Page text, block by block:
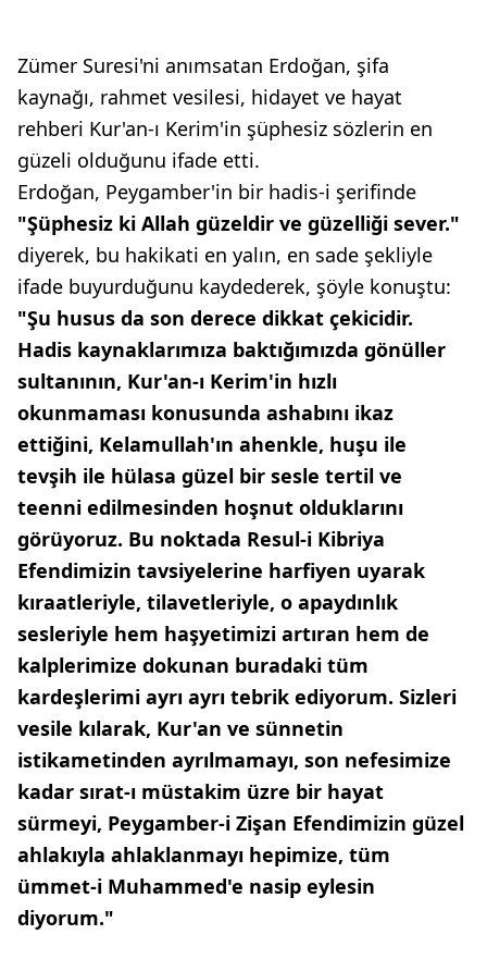
Zümer Suresi'ni anımsatan Erdoğan, şifa
kaynağı, rahmet vesilesi, hidayet ve hayat
rehberi Kur'an-ı Kerim'in şüphesiz sözlerin en
güzeli olduğunu ifade etti.
Erdoğan, Peygamber'in bir hadis-i şerifinde
"Şüphesiz ki Allah güzeldir ve güzelliği sever."
diyerek, bu hakikati en yalın, en sade şekliyle
ifade buyurduğunu kaydederek, şöyle konuştu:
"Şu husus da son derece dikkat çekicidir.
Hadis kaynaklarımıza baktığımızda gönüller
sultanının, Kur'an-ı Kerim'in hızlı
okunmaması konusunda ashabını ikaz
ettiğini, Kelamullah'ın ahenkle, huşu ile
tevşih ile hülasa güzel bir sesle tertil ve
teenni edilmesinden hoşnut olduklarını
görüyoruz. Bu noktada Resul-i Kibriya
Efendimizin tavsiyelerine harfiyen uyarak
kıraatleriyle, tilavetleriyle, o apaydınlık
sesleriyle hem haşyetimizi artıran hem de
kalplerimize dokunan buradaki tüm
kardeşlerimi ayrı ayrı tebrik ediyorum. Sizleri
vesile kılarak, Kur'an ve sünnetin
istikametinden ayrılmamayı, son nefesimize
kadar sırat-ı müstakim üzre bir hayat
sürmeyi, Peygamber-i Zişan Efendimizin güzel
ahlakıyla ahlaklanmayı hepimize, tüm
ümmet-i Muhammed'e nasip eylesin
diyorum."